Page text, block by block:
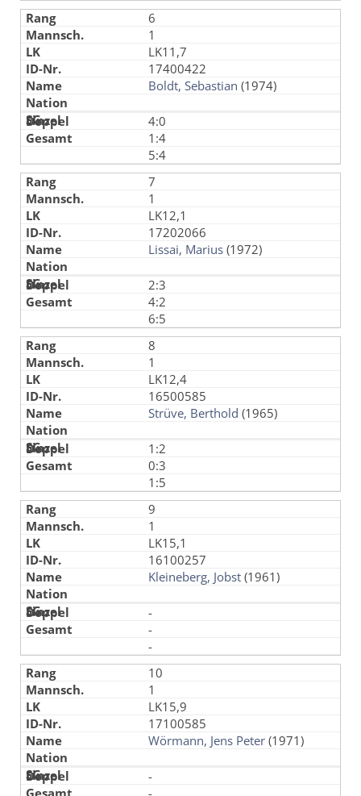
6
1
LK11,7
17400422
Boldt, Sebastian (1974)
4:0
1:4
5:4
7
1
LK12,1
17202066
Lissai, Marius (1972)
2:3
4:2
6:5
8
1
LK12,4
16500585
Strüve, Berthold (1965)
1:2
0:3
1:5
9
1
LK15,1
16100257
Kleineberg, Jobst (1961)
-
-
-
10
1
LK15,9
17100585
Wörmann, Jens Peter (1971)
-
-